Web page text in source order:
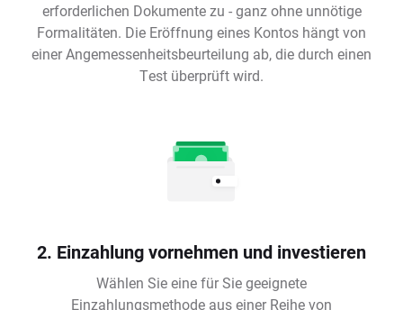
erforderlichen Dokumente zu - ganz ohne unnötige
Formalitäten. Die Eröffnung eines Kontos hängt von
einer Angemessenheitsbeurteilung ab, die durch einen
Test überprüft wird.
2. Einzahlung vornehmen und investieren
Wählen Sie eine für Sie geeignete
Einzahlungsmethode aus einer Reihe von